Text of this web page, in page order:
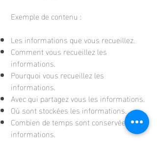
Exemple de contenu :
Les informations que vous recueillez.
Comment vous recueillez les
informations.
Pourquoi vous recueillez les
informations.
Avec qui partagez vous les informations.
Où sont stockées les informations.
Combien de temps sont conservées les
informations.